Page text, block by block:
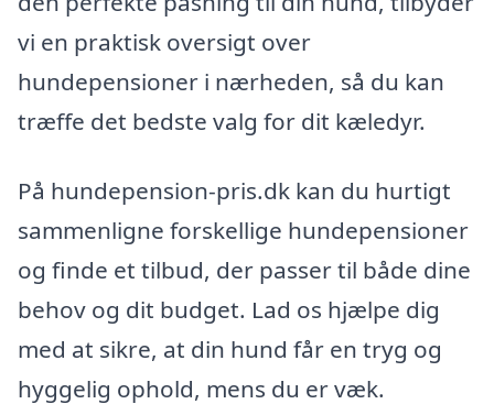
vi en praktisk oversigt over
hundepensioner i nærheden, så du kan
træffe det bedste valg for dit kæledyr.
På hundepension-pris.dk kan du hurtigt
sammenligne forskellige hundepensioner
og finde et tilbud, der passer til både dine
behov og dit budget. Lad os hjælpe dig
med at sikre, at din hund får en tryg og
hyggelig ophold, mens du er væk.